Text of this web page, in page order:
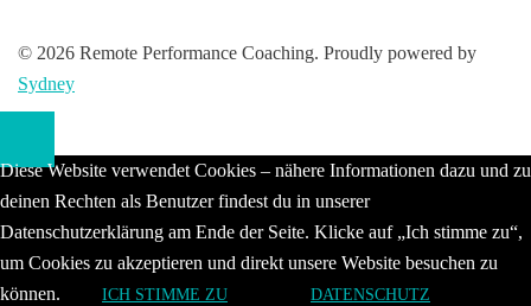
© 2026 Remote Performance Coaching. Proudly powered by
Sydney
Diese Website verwendet Cookies – nähere Informationen dazu und zu
deinen Rechten als Benutzer findest du in unserer
Datenschutzerklärung am Ende der Seite. Klicke auf „Ich stimme zu“,
um Cookies zu akzeptieren und direkt unsere Website besuchen zu
können.
ICH STIMME ZU DATENSCHUTZ